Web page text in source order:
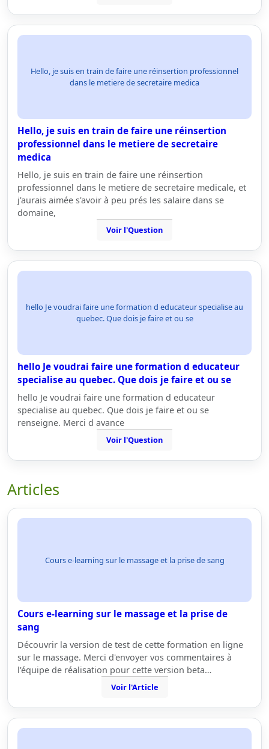
Hello, je suis en train de faire une réinsertion professionnel
dans le metiere de secretaire medica
Hello, je suis en train de faire une réinsertion
professionnel dans le metiere de secretaire
medica
Hello, je suis en train de faire une réinsertion
professionnel dans le metiere de secretaire medicale, et
j'aurais aimée s'avoir à peu prés les salaire dans se
domaine,
Voir l'Question
hello Je voudrai faire une formation d educateur specialise au
quebec. Que dois je faire et ou se
hello Je voudrai faire une formation d educateur
specialise au quebec. Que dois je faire et ou se
hello Je voudrai faire une formation d educateur
specialise au quebec. Que dois je faire et ou se
renseigne. Merci d avance
Voir l'Question
Articles
Cours e-learning sur le massage et la prise de sang
Cours e-learning sur le massage et la prise de
sang
Découvrir la version de test de cette formation en ligne
sur le massage. Merci d'envoyer vos commentaires à
l'équipe de réalisation pour cette version beta…
Voir l'Article